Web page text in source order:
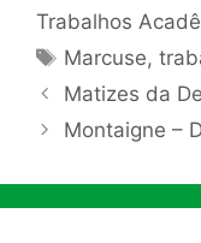
Trabalhos
Tags
Marcuse,
Matizes da
Montaigne –